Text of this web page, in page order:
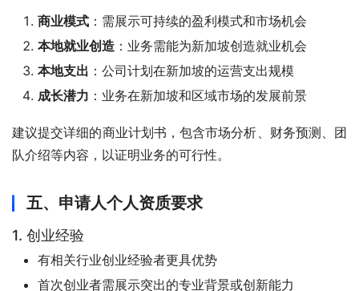
商业模式 ：需展示可持续的盈利模式和市场机会
本地就业创造 ：业务需能为新加坡创造就业机会
本地支出 ：公司计划在新加坡的运营支出规模
成长潜力 ：业务在新加坡和区域市场的发展前景
建议提交详细的商业计划书，包含市场分析、财务预测、团
队介绍等内容，以证明业务的可行性。
五、申请人个人资质要求
1. 创业经验
有相关行业创业经验者更具优势
首次创业者需展示突出的专业背景或创新能力